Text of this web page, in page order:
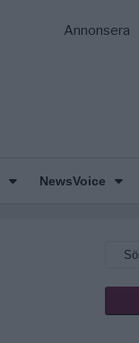
Annonsera
NewsVoice